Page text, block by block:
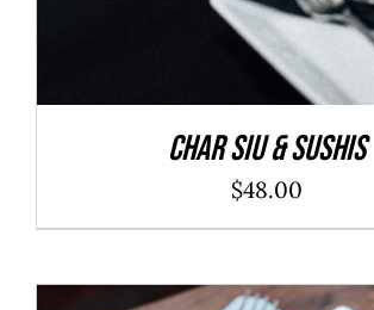
Char Siu & Sushis
$48.00